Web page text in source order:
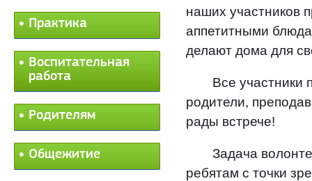
Практика
Воспитательная
работа
Родителям
Общежитие
наших участников
аппетитными
делают дома для
Все участники
родители,
рады встрече!
Задача
ребятам с точки